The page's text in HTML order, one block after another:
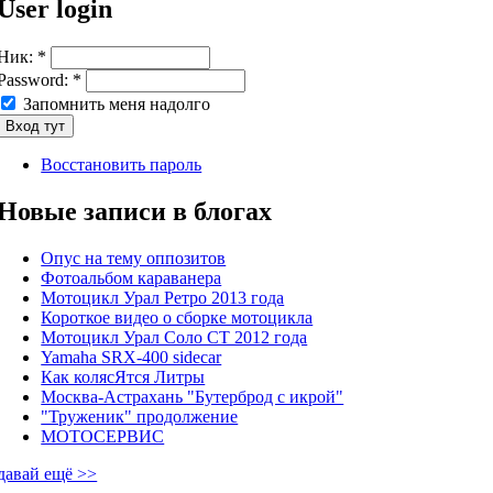
login
*
*
Запомнить меня надолго
Восстановить пароль
записи в блогах
Опус на тему оппозитов
Фотоальбом караванера
Мотоцикл Урал Ретро 2013 года
Короткое видео о сборке мотоцикла
Мотоцикл Урал Соло СТ 2012 года
Yamaha SRX-400 sidecar
Как колясЯтся Литры
Москва-Астрахань "Бутерброд с икрой"
"Труженик" продолжение
МОТОСЕРВИС
ещё >>